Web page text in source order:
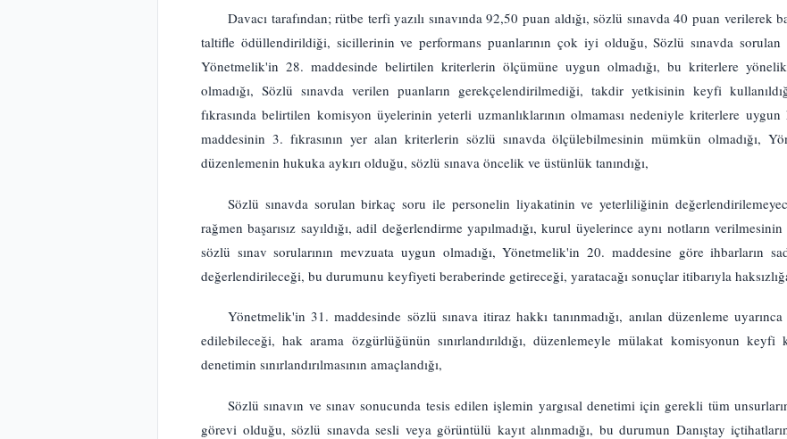
Davacı tarafından; rütbe terfi yazılı sınavında 92,50 puan aldığı, sözlü sınavda 40 puan verilerek
taltifle ödüllendirildiği, sicillerinin ve performans puanlarının çok iyi olduğu, Sözlü sınavda sorulan
Yönetmelik'in 28. maddesinde belirtilen kriterlerin ölçümüne uygun olmadığı, bu kriterlere
olmadığı, Sözlü sınavda verilen puanların gerekçelendirilmediği, takdir yetkisinin keyfi
fıkrasında belirtilen komisyon üyelerinin yeterli uzmanlıklarının olmaması nedeniyle kriterlere
maddesinin 3. fıkrasının yer alan kriterlerin sözlü sınavda ölçülebilmesinin mümkün olmadığı,
düzenlemenin hukuka aykırı olduğu, sözlü sınava öncelik ve üstünlük tanındığı,
Sözlü sınavda sorulan birkaç soru ile personelin liyakatinin ve yeterliliğinin
rağmen başarısız sayıldığı, adil değerlendirme yapılmadığı, kurul üyelerince aynı notların
sözlü sınav sorularının mevzuata uygun olmadığı, Yönetmelik'in 20. maddesine göre ihbarların
değerlendirileceği, bu durumunu keyfiyeti beraberinde getireceği, yaratacağı sonuçlar itibarıyla
Yönetmelik'in 31. maddesinde sözlü sınava itiraz hakkı tanınmadığı, anılan düzenleme
edilebileceği, hak arama özgürlüğünün sınırlandırıldığı, düzenlemeyle mülakat komisyonun keyfi
denetimin sınırlandırılmasının amaçlandığı,
Sözlü sınavın ve sınav sonucunda tesis edilen işlemin yargısal denetimi için gerekli tüm
görevi olduğu, sözlü sınavda sesli veya görüntülü kayıt alınmadığı, bu durumun Danıştay